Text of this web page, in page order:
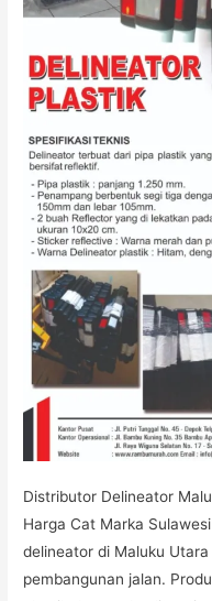
Distributor Delineator
Harga Cat Marka
delineator di Maluku
pembangunan jalan.